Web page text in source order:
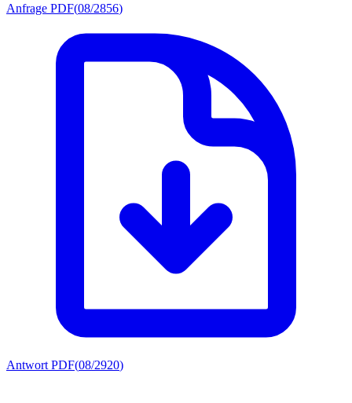
Anfrage PDF(08/2856)
Antwort PDF(08/2920)